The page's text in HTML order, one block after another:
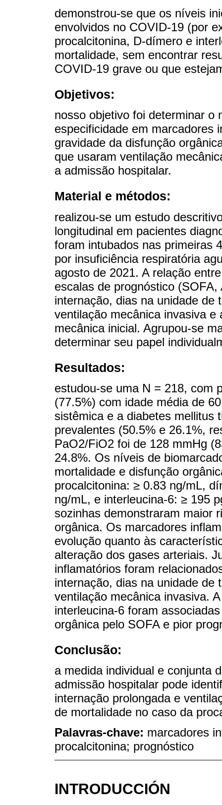
demonstrou-se que os níveis
envolvidos no COVID-19 (por
procalcitonina, D-dímero e
mortalidade, sem encontrar
COVID-19 grave ou que
Objetivos:
nosso objetivo foi determinar o
especificidade em marcadores
gravidade da disfunção
que usaram ventilação
a admissão hospitalar.
Material e métodos:
realizou-se um estudo
longitudinal em pacientes
foram intubados nas primeiras
por insuficiência respiratória
agosto de 2021. A relação
escalas de prognóstico
internação, dias na unidade de
ventilação mecânica invasiva
mecânica inicial. Agrupou-se
determinar seu papel
Resultados:
estudou-se uma N = 218, com
(77.5%) com idade média de
sistêmica e a diabetes mellitus
prevalentes (50.5% e 26.1%,
PaO2/FiO2 foi de 128 mmHg
24.8%. Os níveis de
mortalidade e disfunção
procalcitonina: ≥ 0.83 ng/mL,
ng/mL, e interleucina-6: ≥ 195
sozinhas demonstraram maior
orgânica. Os marcadores
evolução quanto às
alteração dos gases arteriais.
inflamatórios foram
internação, dias na unidade de
ventilação mecânica invasiva.
interleucina-6 foram
orgânica pelo SOFA e pior
Conclusão:
a medida individual e conjunta
admissão hospitalar pode
internação prolongada e
de mortalidade no caso da
Palavras-chave: marcadores
procalcitonina; prognóstico
INTRODUCCIÓN